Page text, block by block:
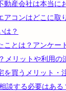
動産会社は本当に
アコンはどこに取
は？
ことは？アンケー
メリットや利用の
を買うメリット・
談する必要はある